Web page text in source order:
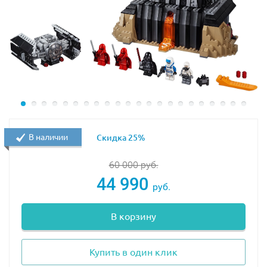
60 000руб.
44 990 руб.
В корзину
Купить в один клик
В наличии Скидка 25%